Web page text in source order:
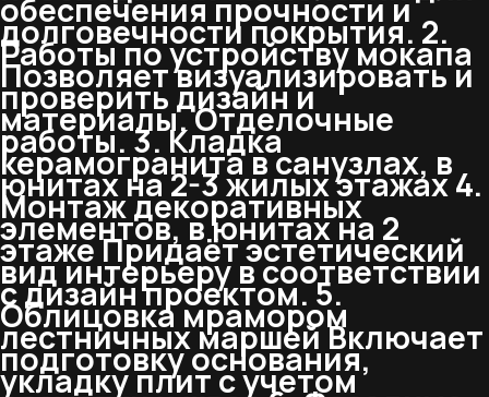
обеспечения прочности и
долговечности покрытия. 2.
Работы по устройству мокапа
Позволяет визуализировать и
проверить дизайн и
материалы. Отделочные
работы. 3. Кладка
керамогранита в санузлах, в
юнитах на 2-3 жилых этажах 4.
Монтаж декоративных
элементов, в юнитах на 2
этаже Придаёт эстетический
вид интерьеру в соответствии
с дизайн проектом. 5.
Облицовка мрамором
лестничных маршей Включает
подготовку основания,
укладку плит с учетом